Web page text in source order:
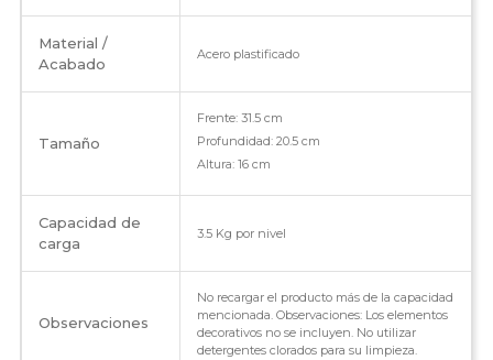
Material /
Acabado
Acero plastificado
Tamaño
Frente: 31.5 cm
Profundidad: 20.5 cm
Altura: 16 cm
Capacidad de
carga
3.5 Kg por nivel
Observaciones
No recargar el producto más de la capacidad
mencionada. Observaciones: Los elementos
decorativos no se incluyen. No utilizar
detergentes clorados para su limpieza.